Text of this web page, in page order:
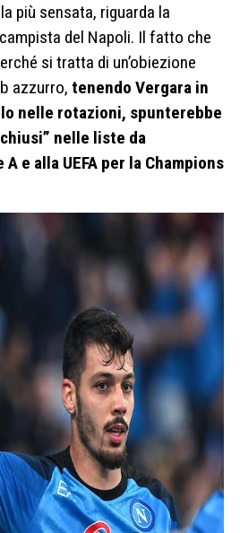
più sensata, riguarda la
del Napoli. Il fatto che
si tratta di un’obiezione
azzurro, tenendo Vergara in
nelle rotazioni, spunterebbe
nelle liste da
e alla UEFA per la Champions